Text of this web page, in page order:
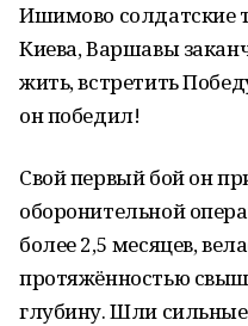
Ишимово солдатские
Киева, Варшавы
жить, встретить
он победил!
Свой первый бой он
оборонительной
более 2,5 месяцев,
протяжённостью
глубину. Шли